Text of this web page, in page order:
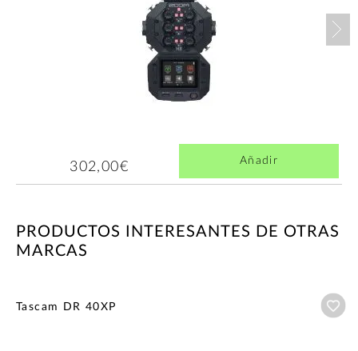
302,00€ Añadir
PRODUCTOS INTERESANTES DE OTRAS
MARCAS
Tascam DR 40XP